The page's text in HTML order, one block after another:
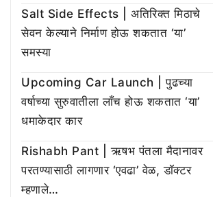
Salt Side Effects | अतिरिक्त मिठाचे
सेवन केल्याने निर्माण होऊ शकतात ‘या’
समस्या
Upcoming Car Launch | पुढच्या
वर्षाच्या सुरुवातीला लाँच होऊ शकतात ‘या’
धमाकेदार कार
Rishabh Pant | ऋषभ पंतला मैदानावर
परतण्यासाठी लागणार ‘एवढा’ वेळ, डॉक्टर
म्हणाले…